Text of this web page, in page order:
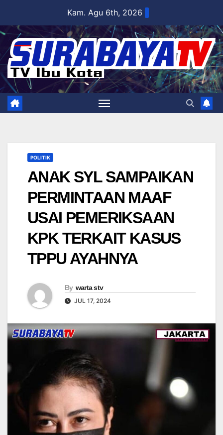
content
Kam. Agu 6th, 2026
POLITIK
ANAK SYL SAMPAIKAN
PERMINTAAN MAAF
USAI PEMERIKSAAN
KPK TERKAIT KASUS
TPPU AYAHNYA
By warta stv
JUL 17, 2024